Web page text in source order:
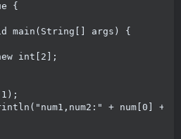
{
main(String[] args) {
int[2];
+ num[0] +